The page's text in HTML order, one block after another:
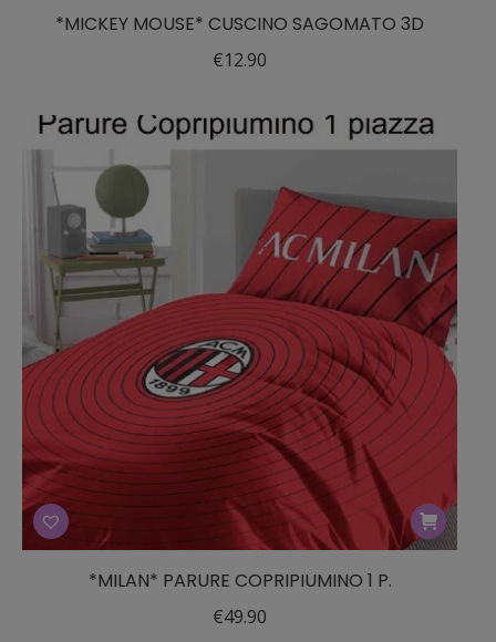
*MICKEY MOUSE* CUSCINO SAGOMATO 3D
€12.90
*MILAN* PARURE COPRIPIUMINO 1 P.
€49.90